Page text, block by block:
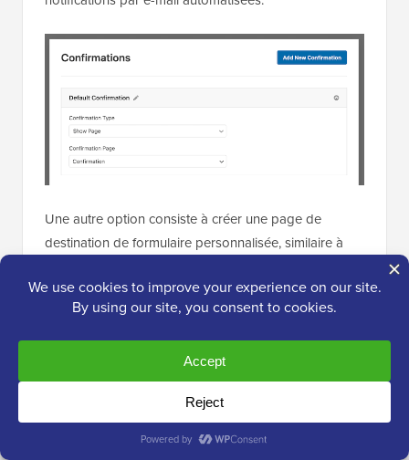
Une autre option consiste à créer une page de
destination de formulaire personnalisée, similaire à
formulaire sur une page de destination sans
distractions peut parfois vous rapporter plus de
soumissions. Il est également facile de partager ces
formulaires sur les réseaux sociaux ou de les ajouter
à votre newsletter.
Bien que vous puissiez utiliser un constructeur de